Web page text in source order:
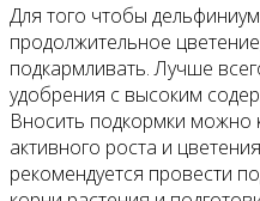
Для того чтобы
продолжительное
подкармливать. Лучше
удобрения с высоким
Вносить подкормки можно
активного роста и
рекомендуется провести